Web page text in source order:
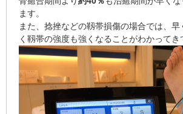
ます。
また、捻挫などの靱帯損傷の場合では、
く靱帯の強度も強くなることがわかってき